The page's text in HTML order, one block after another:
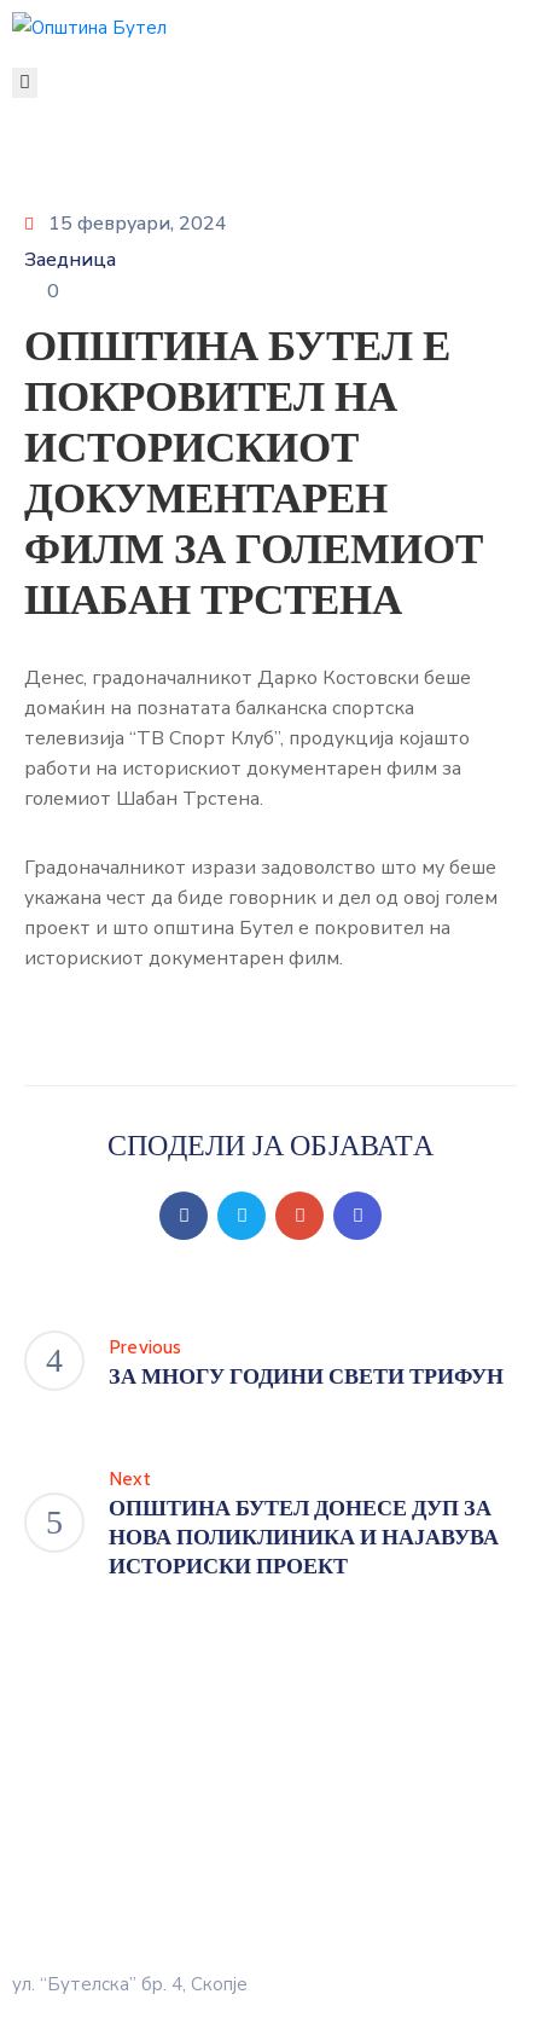
ЗА
ОПШТИНАТА
УСЛУГИ
ГРАЃАНСКИ
УРБАНИЗАМ
ОДНОСИ
СО
ЈАВНОСТ
15 февруари, 2024
Заедница
0
ОПШТИНА БУТЕЛ Е
ПОКРОВИТЕЛ НА
ИСТОРИСКИОТ
ДОКУМЕНТАРЕН
ФИЛМ ЗА ГОЛЕМИОТ
ШАБАН ТРСТЕНА
Денес, градоначалникот Дарко Костовски беше
домаќин на познатата балканска спортска
телевизија “ТВ Спорт Клуб”, продукција којашто
работи на историскиот документарен филм за
големиот Шабан Трстена.
Градоначалникот изрази задоволство што му беше
укажана чест да биде говорник и дел од овој голем
проект и што општина Бутел е покровител на
историскиот документарен филм.
СПОДЕЛИ ЈА ОБЈАВАТА
Previous
ЗА МНОГУ ГОДИНИ СВЕТИ ТРИФУН
Next
ОПШТИНА БУТЕЛ ДОНЕСЕ ДУП ЗА
НОВА ПОЛИКЛИНИКА И НАЈАВУВА
ИСТОРИСКИ ПРОЕКТ
ул. “Бутелска” бр. 4, Скопје